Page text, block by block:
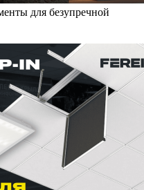
для безупречной